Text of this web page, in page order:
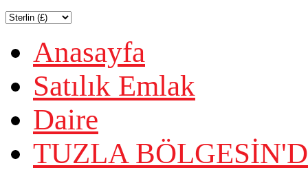
Anasayfa
Satılık Emlak
Daire
TUZLA